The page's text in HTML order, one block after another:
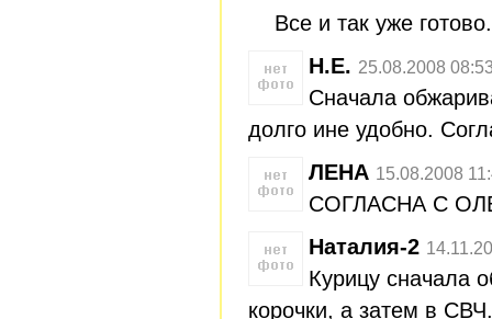
Все и так уже готово.
Н.Е. 25.08.2008
Сначала
долго ине удобно.
ЛЕНА 15.08.2008
СОГЛАСНА С
Наталия-2
Курицу сначала
корочки, а затем в СВЧ.